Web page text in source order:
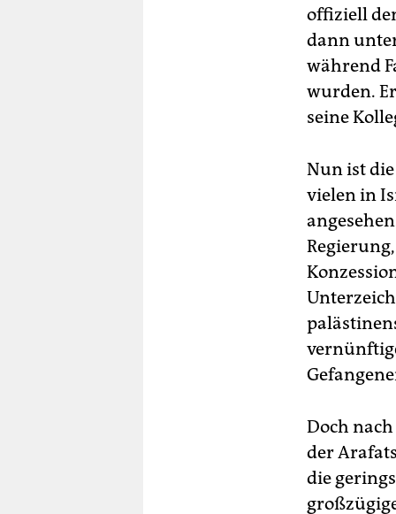
offiziell
dann
während
wurden.
seine
Nun ist
vielen in
Doch
der
die